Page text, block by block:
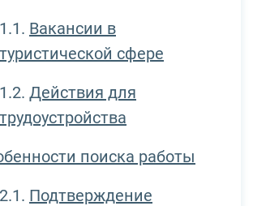
Вакансии в
туристической сфере
Действия для
трудоустройства
поиска работы
Подтверждение